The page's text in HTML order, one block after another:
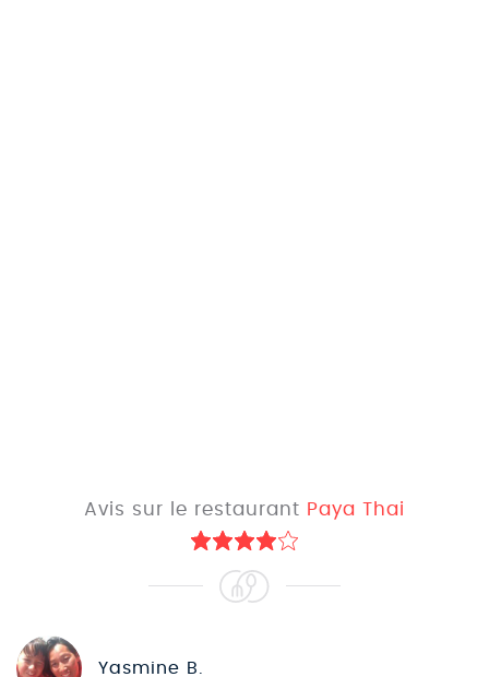
Avis sur le restaurant Paya Thai
Yasmine B.